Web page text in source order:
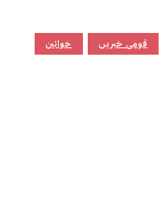
خواتین قومی خبریں